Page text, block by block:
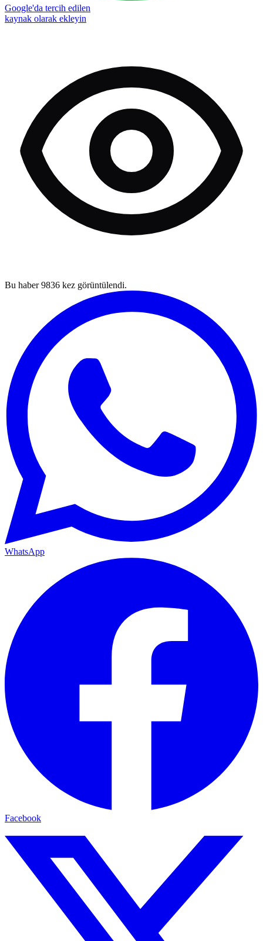
Google'da tercih edilen
kaynak olarak ekleyin
Bu haber9836 kez görüntülendi.
WhatsApp
Facebook